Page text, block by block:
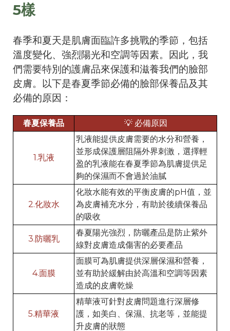
5樣
春季和夏天是肌膚面臨許多挑戰的季節，包括
溫度變化、強烈陽光和空調等因素。因此，我
們需要特別的護膚品來保護和滋養我們的臉部
皮膚。以下是春夏季節必備的臉部保養品及其
必備的原因：
春夏保養品 💡 必備原因
1.乳液
乳液能提供皮膚需要的水分和營養，
並形成保護層阻隔外界刺激，選擇輕
盈的乳液能在春夏季節為肌膚提供足
夠的保濕而不會過於油膩
2.化妝水
化妝水能有效的平衡皮膚的pH值，並
為皮膚補充水分，有助於後續保養品
的吸收
3.防曬乳
春夏陽光強烈，防曬產品是防止紫外
線對皮膚造成傷害的必要產品
4.面膜
面膜可為肌膚提供深層保濕和營養，
並有助於緩解由於高溫和空調等因素
造成的皮膚乾燥
5.精華液
精華液可針對皮膚問題進行深層修
護，如美白、保濕、抗老等，並能提
升皮膚的狀態